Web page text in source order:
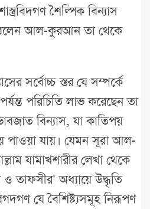
শৈল্পিক বিন্যাস
বলেন আল-কুরআন তা থেকে
সর্বোচ্চ স্তর যে সম্পর্কে
পরিচিতি লাভ করেছেন তা
বিন্যাস, যা কাতিপয়
পাওয়া যায়। যেমন সূরা আল-
যামাখশারীর লেখা থেকে
তাফসীর’ অধ্যায়ে উদ্ধৃতি
যে বৈশিষ্ট্যসমূহ নিরূপণ